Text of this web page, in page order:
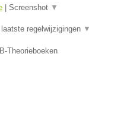
Screenshot ▼
regelwijzigingen ▼
Theorieboeken